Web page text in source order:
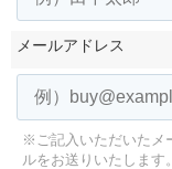
メールアドレス
※ご記入いただいたメ
ルをお送りいたします。